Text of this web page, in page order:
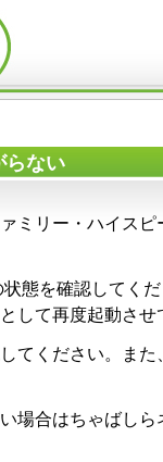
ない
ミリー・ハイスピ
態を確認してく
して再度起動させ
てください。ま
場合はちゃばし